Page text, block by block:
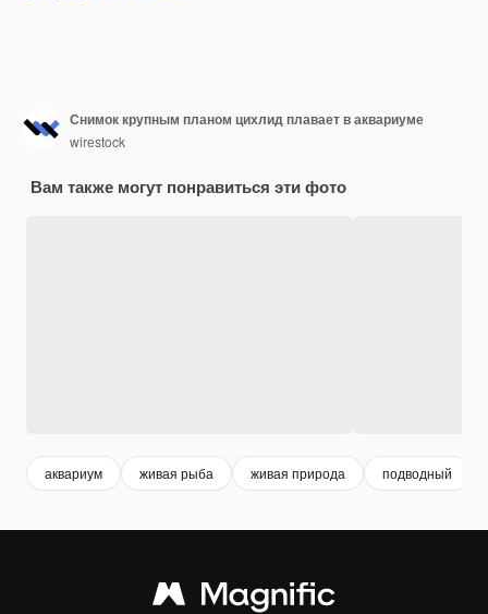
Снимок крупным планом цихлид плавает в аквариуме
wirestock
Вам также могут понравиться эти фото
аквариум живая рыба живая природа подводный